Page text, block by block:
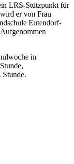
LRS-Stützpunkt für
er von Frau
Eutendorf-
in
Stunde.